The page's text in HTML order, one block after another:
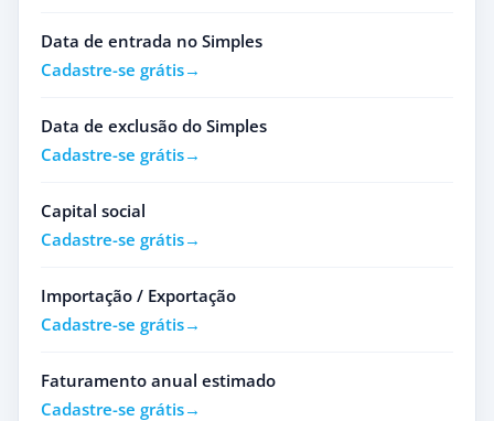
Data de entrada no Simples
Cadastre-se grátis
Data de exclusão do Simples
Cadastre-se grátis
Capital social
Cadastre-se grátis
Importação / Exportação
Cadastre-se grátis
Faturamento anual estimado
Cadastre-se grátis